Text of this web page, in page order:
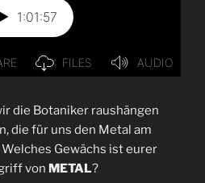
die Botaniker raushängen
die für uns den Metal am
Gewächs ist eurer
von METAL?